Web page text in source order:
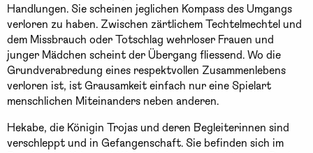
Handlungen. Sie scheinen jeglichen Kompass des Umgangs
verloren zu haben. Zwischen zärtlichem Techtelmechtel und
dem Missbrauch oder Totschlag wehrloser Frauen und
junger Mädchen scheint der Übergang fliessend. Wo die
Grundverabredung eines respektvollen Zusammenlebens
verloren ist, ist Grausamkeit einfach nur eine Spielart
menschlichen Miteinanders neben anderen.
Hekabe, die Königin Trojas und deren Begleiterinnen sind
verschleppt und in Gefangenschaft. Sie befinden sich im